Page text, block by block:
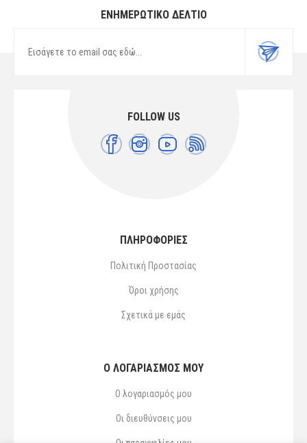
ΕΝΗΜΕΡΩΤΙΚΌ ΔΕΛΤΊΟ
FOLLOW US
ΠΛΗΡΟΦΟΡΙΕΣ
Πολιτική Προστασίας
Όροι χρήσης
Σχετικά με εμάς
Ο ΛΟΓΑΡΙΑΣΜΌΣ ΜΟΥ
Ο λογαριασμός μου
Οι διευθύνσεις μου